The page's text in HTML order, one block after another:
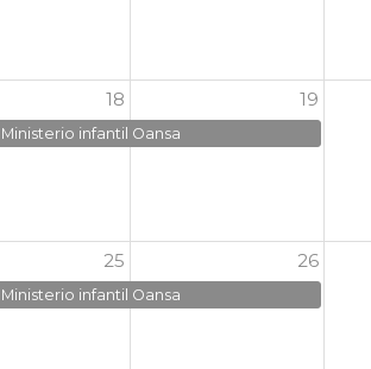
18
Ministerio infantil Oansa
19
25
Ministerio infantil Oansa
26